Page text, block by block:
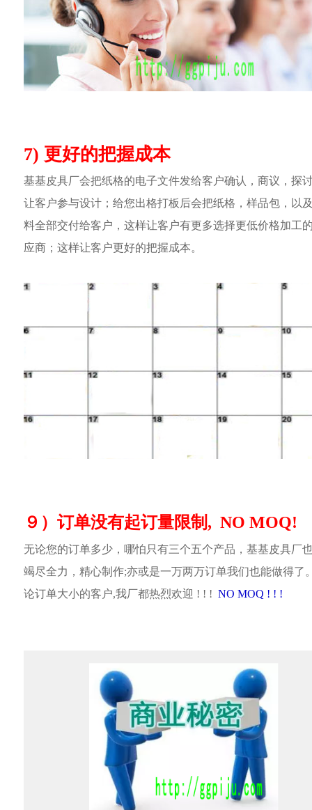
7) 更好的把握成本
基基皮具厂会把纸格的电子文件发给客户确认，商议，探
让客户参与设计；给您出格打板后会把纸格，样品包，以
料全部交付给客户，这样让客户有更多选择更低价格加工
应商；这样让客户更好的把握成本。
９）订单没有起订量限制, NO MOQ!
无论您的订单多少，哪怕只有三个五个产品，基基皮具厂
竭尽全力，精心制作;亦或是一万两万订单我们也能做得了
论订单大小的客户,我厂都热烈欢迎 ! ! ! NO MOQ ! ! !